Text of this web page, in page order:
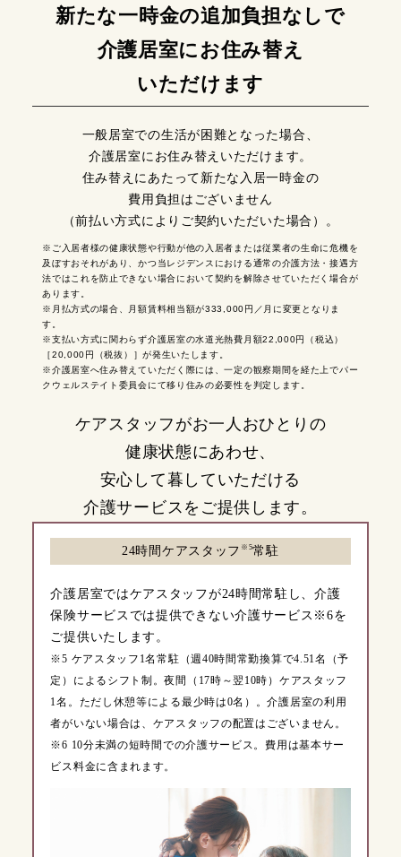
新たな一時金の追加負担なしで
介護居室にお住み替え
いただけます
一般居室での生活が困難となった場合、
介護居室にお住み替えいただけます。
住み替えにあたって新たな入居一時金の
費用負担はございません
（前払い方式によりご契約いただいた場合）。
※ご入居者様の健康状態や行動が他の入居者または従業者の生命に危機を
及ぼすおそれがあり、かつ当レジデンスにおける通常の介護方法・接遇方
法ではこれを防止できない場合において契約を解除させていただく場合が
あります。
※月払方式の場合、月額賃料相当額が333,000円／月に変更となりま
す。
※支払い方式に関わらず介護居室の水道光熱費月額22,000円（税込）
［20,000円（税抜）］が発生いたします。
※介護居室へ住み替えていただく際には、一定の観察期間を経た上でパー
クウェルステイト委員会にて移り住みの必要性を判定します。
ケアスタッフがお一人おひとりの
健康状態にあわせ、
安心して暮していただける
介護サービスをご提供します。
24時間ケアスタッフ ※5常駐
介護居室ではケアスタッフが24時間常駐し、介護
保険サービスでは提供できない介護サービス※6を
ご提供いたします。
※5 ケアスタッフ1名常駐（週40時間常勤換算で4.51名（予
定）によるシフト制。夜間（17時～翌10時）ケアスタッフ
1名。ただし休憩等による最少時は0名）。介護居室の利用
者がいない場合は、ケアスタッフの配置はございません。
※6 10分未満の短時間での介護サービス。費用は基本サー
ビス料金に含まれます。